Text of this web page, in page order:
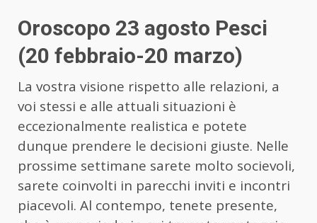
Oroscopo 23 agosto Pesci
(20 febbraio-20 marzo)
La vostra visione rispetto alle relazioni, a
voi stessi e alle attuali situazioni è
eccezionalmente realistica e potete
dunque prendere le decisioni giuste. Nelle
prossime settimane sarete molto socievoli,
sarete coinvolti in parecchi inviti e incontri
piacevoli. Al contempo, tenete presente,